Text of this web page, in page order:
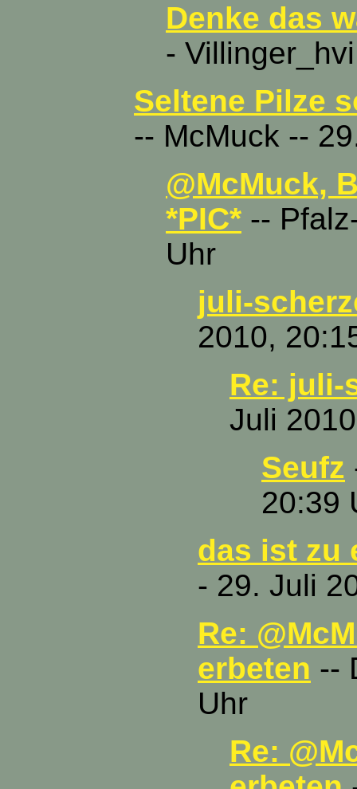
Denke das
-
Seltene Pilze
-- McMuck --
@McMuck,
*PIC* --
Uhr
juli-
2010,
Re: juli-
Juli
Seufz
20:39
das ist zu
- 29. Juli
Re:
erbeten --
Uhr
Re: